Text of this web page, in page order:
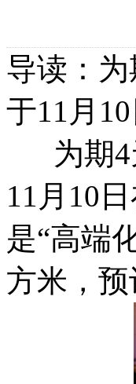
导读：
于11月
为期4
11月10
是“高端
方米，